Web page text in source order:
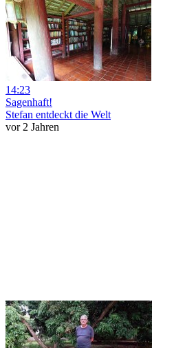
14:23
Sagenhaft!
Stefan entdeckt die Welt
vor 2 Jahren